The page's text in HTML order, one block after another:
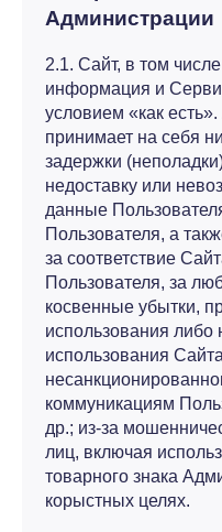
Администрации
2.1. Сайт, в том
информация и
условием «как
принимает на себя
задержки
недоставку или
данные
Пользователя, а
за соответствие
Пользователя, за
косвенные убытки,
использования либо
использования
коммуникациям
др.; из-за
лиц, включая
товарного знака
корыстных целях.